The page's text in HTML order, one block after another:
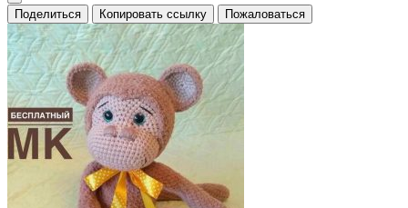
Поделиться Копировать ссылку Пожаловаться